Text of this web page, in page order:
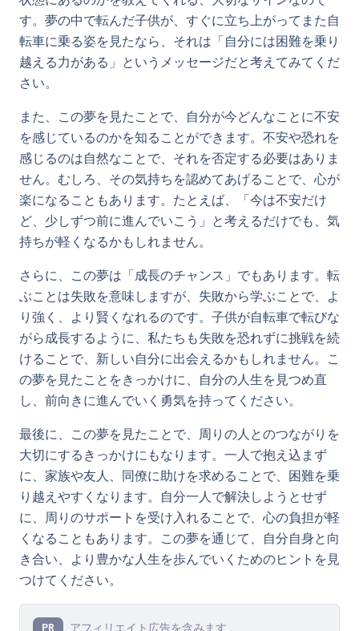
す。夢の中で転んだ子供が、すぐに立ち上がってまた自
転車に乗る姿を見たなら、それは「自分には困難を乗り
越える力がある」というメッセージだと考えてみてくだ
さい。
また、この夢を見たことで、自分が今どんなことに不安
を感じているのかを知ることができます。不安や恐れを
感じるのは自然なことで、それを否定する必要はありま
せん。むしろ、その気持ちを認めてあげることで、心が
楽になることもあります。たとえば、「今は不安だけ
ど、少しずつ前に進んでいこう」と考えるだけでも、気
持ちが軽くなるかもしれません。
さらに、この夢は「成長のチャンス」でもあります。転
ぶことは失敗を意味しますが、失敗から学ぶことで、よ
り強く、より賢くなれるのです。子供が自転車で転びな
がら成長するように、私たちも失敗を恐れずに挑戦を続
けることで、新しい自分に出会えるかもしれません。こ
の夢を見たことをきっかけに、自分の人生を見つめ直
し、前向きに進んでいく勇気を持ってください。
最後に、この夢を見たことで、周りの人とのつながりを
大切にするきっかけにもなります。一人で抱え込まず
に、家族や友人、同僚に助けを求めることで、困難を乗
り越えやすくなります。自分一人で解決しようとせず
に、周りのサポートを受け入れることで、心の負担が軽
くなることもあります。この夢を通じて、自分自身と向
き合い、より豊かな人生を歩んでいくためのヒントを見
つけてください。
PR アフィリエイト広告を含みます